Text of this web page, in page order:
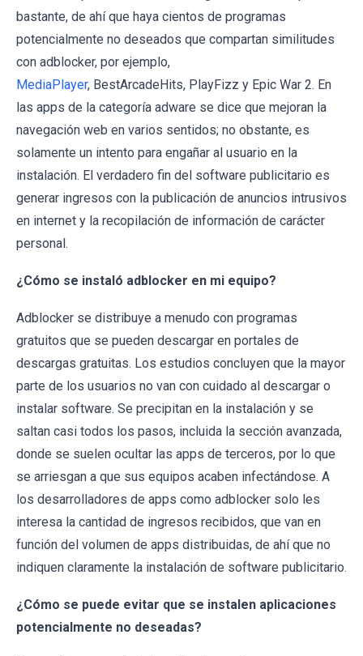
bastante, de ahí que haya cientos de programas
potencialmente no deseados que compartan similitudes
con adblocker, por ejemplo,
MediaPlayer, BestArcadeHits, PlayFizz y Epic War 2. En
las apps de la categoría adware se dice que mejoran la
navegación web en varios sentidos; no obstante, es
solamente un intento para engañar al usuario en la
instalación. El verdadero fin del software publicitario es
generar ingresos con la publicación de anuncios intrusivos
en internet y la recopilación de información de carácter
personal.
¿Cómo se instaló adblocker en mi equipo?
Adblocker se distribuye a menudo con programas
gratuitos que se pueden descargar en portales de
descargas gratuitas. Los estudios concluyen que la mayor
parte de los usuarios no van con cuidado al descargar o
instalar software. Se precipitan en la instalación y se
saltan casi todos los pasos, incluida la sección avanzada,
donde se suelen ocultar las apps de terceros, por lo que
se arriesgan a que sus equipos acaben infectándose. A
los desarrolladores de apps como adblocker solo les
interesa la cantidad de ingresos recibidos, que van en
función del volumen de apps distribuidas, de ahí que no
indiquen claramente la instalación de software publicitario.
¿Cómo se puede evitar que se instalen aplicaciones
potencialmente no deseadas?